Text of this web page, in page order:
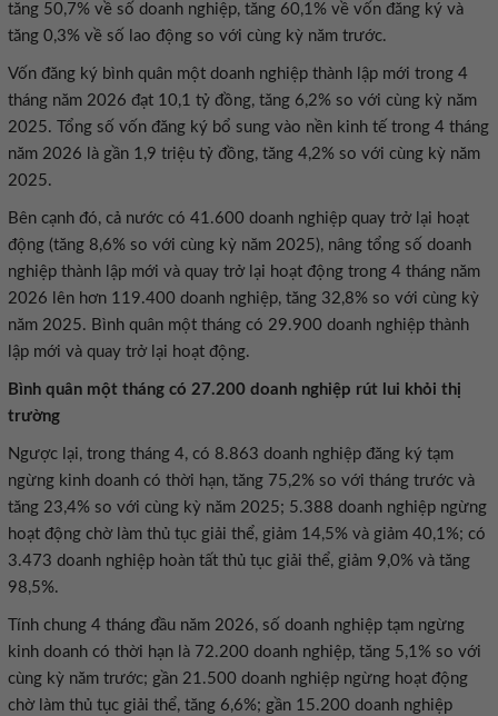
tăng 50,7% về số doanh nghiệp, tăng 60,1% về vốn đăng ký và
tăng 0,3% về số lao động so với cùng kỳ năm trước.
Vốn đăng ký bình quân một doanh nghiệp thành lập mới trong 4
tháng năm 2026 đạt 10,1 tỷ đồng, tăng 6,2% so với cùng kỳ năm
2025. Tổng số vốn đăng ký bổ sung vào nền kinh tế trong 4 tháng
năm 2026 là gần 1,9 triệu tỷ đồng, tăng 4,2% so với cùng kỳ năm
2025.
Bên cạnh đó, cả nước có 41.600 doanh nghiệp quay trở lại hoạt
động (tăng 8,6% so với cùng kỳ năm 2025), nâng tổng số doanh
nghiệp thành lập mới và quay trở lại hoạt động trong 4 tháng năm
2026 lên hơn 119.400 doanh nghiệp, tăng 32,8% so với cùng kỳ
năm 2025. Bình quân một tháng có 29.900 doanh nghiệp thành
lập mới và quay trở lại hoạt động.
Bình quân một tháng có 27.200 doanh nghiệp rút lui khỏi thị
trường
Ngược lại, trong tháng 4, có 8.863 doanh nghiệp đăng ký tạm
ngừng kinh doanh có thời hạn, tăng 75,2% so với tháng trước và
tăng 23,4% so với cùng kỳ năm 2025; 5.388 doanh nghiệp ngừng
hoạt động chờ làm thủ tục giải thể, giảm 14,5% và giảm 40,1%; có
3.473 doanh nghiệp hoàn tất thủ tục giải thể, giảm 9,0% và tăng
98,5%.
Tính chung 4 tháng đầu năm 2026, số doanh nghiệp tạm ngừng
kinh doanh có thời hạn là 72.200 doanh nghiệp, tăng 5,1% so với
cùng kỳ năm trước; gần 21.500 doanh nghiệp ngừng hoạt động
chờ làm thủ tục giải thể, tăng 6,6%; gần 15.200 doanh nghiệp